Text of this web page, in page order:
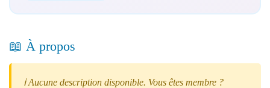
📖 À propos
ℹ️ Aucune description disponible. Vous êtes membre ?